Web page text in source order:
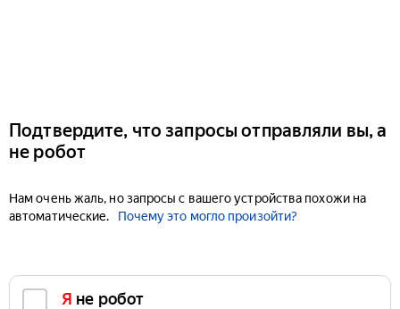
Подтвердите, что запросы отправляли вы, а
не робот
Нам очень жаль, но запросы с вашего устройства похожи на
автоматические.
Почему это могло произойти?
Я не робот